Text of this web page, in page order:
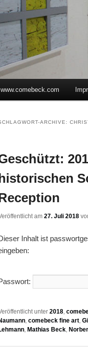
Zum Inhalt wechseln
Zum sekundären Inhalt
www.comebeck.com
ARCHIVE:
am 27. Juli 2018
Inhalt ist
unter 2018,
, comebeck fine art,
, Mathias Beck,